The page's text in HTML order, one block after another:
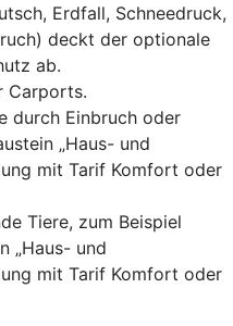
Erdfall, Schneedruck,
deckt der optionale
ab.
Carports.
durch Einbruch oder
„Haus- und
mit Tarif Komfort oder
Tiere, zum Beispiel
„Haus- und
mit Tarif Komfort oder